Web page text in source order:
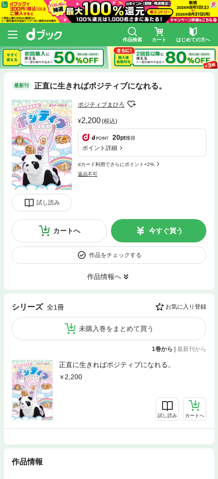
作品検索 カート はじめての方へ
最新刊 正直に生きればポジティブになれる。
試し読み
ポジティブまひろ
2,200(税込)
20pt獲得
ポイント詳細
dカード利用でさらにポイント+2%
返品不可
カートへ 今すぐ買う
作品をチェックする
作品情報へ
シリーズ 全1冊 お気に入り登録
未購入巻をまとめて買う
1巻から | 最新刊から
正直に生きればポジティブになれる。
2,200
試し読み カートへ
作品情報